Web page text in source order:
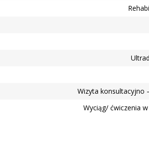
Wizyta konsultacyjno
Wyciąg/ ćwiczenia